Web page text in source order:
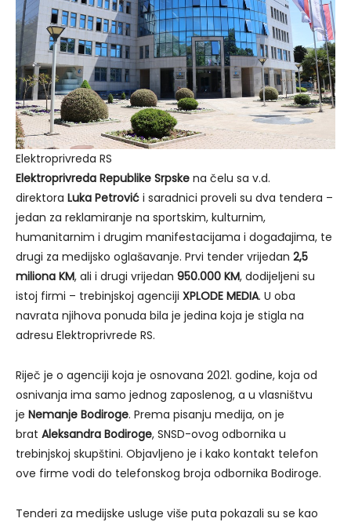
Elektroprivreda RS
Elektroprivreda Republike Srpske na čelu sa v.d.
direktora Luka Petrović i saradnici proveli su dva tendera –
jedan za reklamiranje na sportskim, kulturnim,
humanitarnim i drugim manifestacijama i događajima, te
drugi za medijsko oglašavanje. Prvi tender vrijedan 2,5
miliona KM, ali i drugi vrijedan 950.000 KM, dodijeljeni su
istoj firmi – trebinjskoj agenciji XPLODE MEDIA. U oba
navrata njihova ponuda bila je jedina koja je stigla na
adresu Elektroprivrede RS.
Riječ je o agenciji koja je osnovana 2021. godine, koja od
osnivanja ima samo jednog zaposlenog, a u vlasništvu
je Nemanje Bodiroge. Prema pisanju medija, on je
brat Aleksandra Bodiroge, SNSD-ovog odbornika u
trebinjskoj skupštini. Objavljeno je i kako kontakt telefon
ove firme vodi do telefonskog broja odbornika Bodiroge.
Tenderi za medijske usluge više puta pokazali su se kao